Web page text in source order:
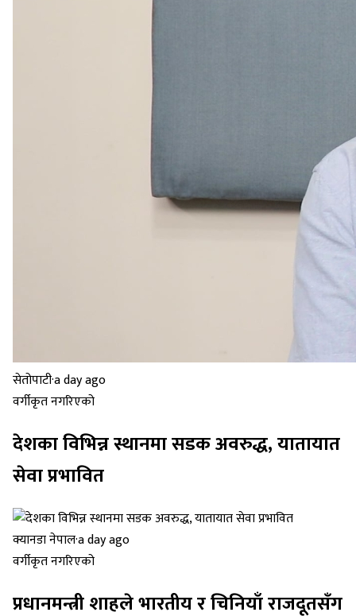
सेतोपाटी·a day ago
वर्गीकृत नगरिएको
देशका विभिन्न स्थानमा सडक अवरुद्ध, यातायात
सेवा प्रभावित
क्यानडा नेपाल·a day ago
वर्गीकृत नगरिएको
प्रधानमन्त्री शाहले भारतीय र चिनियाँ राजदूतसँग